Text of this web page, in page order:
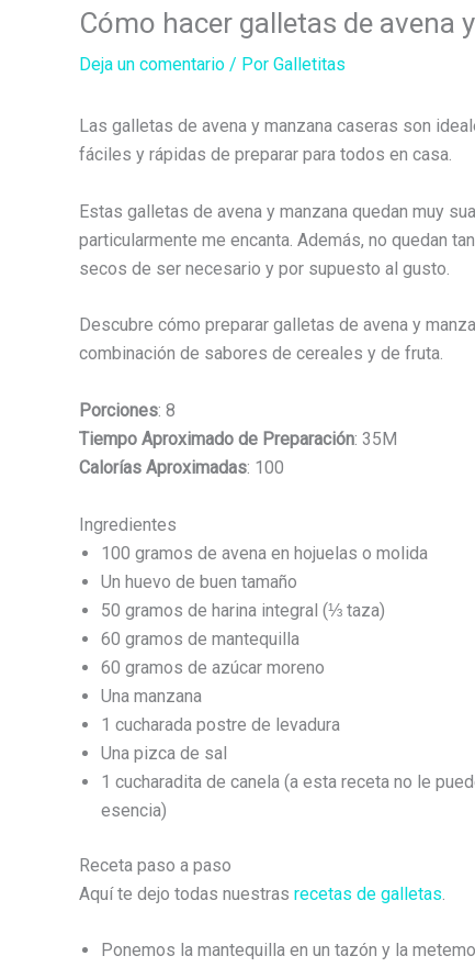
Cómo hacer galletas de avena
Deja un comentario / Por Galletitas
Las galletas de avena y manzana caseras son
fáciles y rápidas de preparar para todos en casa.
Estas galletas de avena y manzana quedan muy
particularmente me encanta. Además, no quedan
secos de ser necesario y por supuesto al gusto.
Descubre cómo preparar galletas de avena y
combinación de sabores de cereales y de fruta.
Porciones: 8
Tiempo Aproximado de Preparación: 35M
Calorías Aproximadas: 100
Ingredientes
100 gramos de avena en hojuelas o molida
Un huevo de buen tamaño
50 gramos de harina integral (⅓ taza)
60 gramos de mantequilla
60 gramos de azúcar moreno
Una manzana
1 cucharada postre de levadura
Una pizca de sal
1 cucharadita de canela (a esta receta no le
esencia)
Receta paso a paso
Aquí te dejo todas nuestras recetas de galletas
Ponemos la mantequilla en un tazón y la